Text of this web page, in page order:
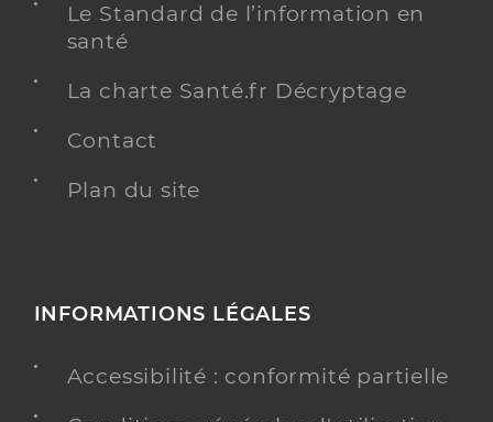
Le Standard de l’information en
santé
La charte Santé.fr Décryptage
Contact
Plan du site
INFORMATIONS LÉGALES
Accessibilité : conformité partielle